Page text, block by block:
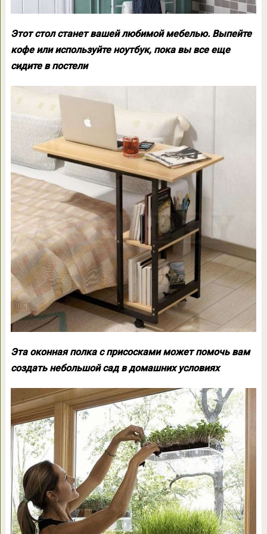
Этот стол станет вашей любимой мебелью. Выпейте
кофе или используйте ноутбук, пока вы все еще
сидите в постели
Эта оконная полка с присосками может помочь вам
создать небольшой сад в домашних условиях